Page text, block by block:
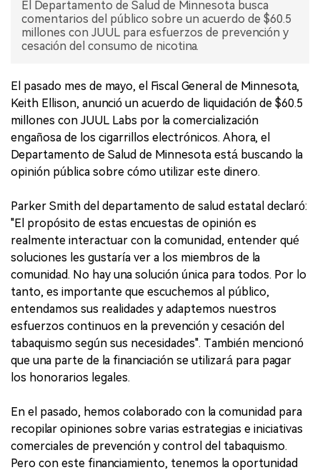
El Departamento de Salud de Minnesota busca
comentarios del público sobre un acuerdo de $60.5
millones con JUUL para esfuerzos de prevención y
cesación del consumo de nicotina.
El pasado mes de mayo, el Fiscal General de Minnesota,
Keith Ellison, anunció un acuerdo de liquidación de $60.5
millones con JUUL Labs por la comercialización
engañosa de los cigarrillos electrónicos. Ahora, el
Departamento de Salud de Minnesota está buscando la
opinión pública sobre cómo utilizar este dinero.
Parker Smith del departamento de salud estatal declaró:
"El propósito de estas encuestas de opinión es
realmente interactuar con la comunidad, entender qué
soluciones les gustaría ver a los miembros de la
comunidad. No hay una solución única para todos. Por lo
tanto, es importante que escuchemos al público,
entendamos sus realidades y adaptemos nuestros
esfuerzos continuos en la prevención y cesación del
tabaquismo según sus necesidades". También mencionó
que una parte de la financiación se utilizará para pagar
los honorarios legales.
En el pasado, hemos colaborado con la comunidad para
recopilar opiniones sobre varias estrategias e iniciativas
comerciales de prevención y control del tabaquismo.
Pero con este financiamiento, tenemos la oportunidad